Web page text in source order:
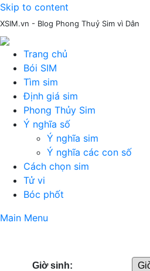
Skip to content
XSIM.vn - Blog Phong Thuỷ Sim vì Dân
Trang chủ
Bói SIM
Tìm sim
Định giá sim
Phong Thủy Sim
Ý nghĩa số
Ý nghĩa sim
Ý nghĩa các con số
Cách chọn sim
Tử vi
Bóc phốt
Main Menu
Giờ sinh: